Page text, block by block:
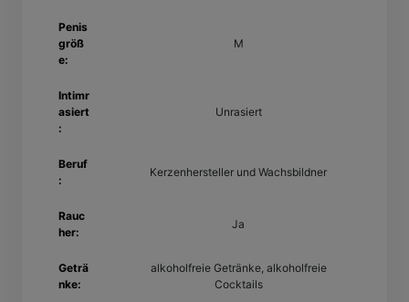
Penis
größ
e:
M
Intimr
asiert
:
Unrasiert
Beruf
:
Kerzenhersteller und Wachsbildner
Rauc
her:
Ja
Geträ
nke:
alkoholfreie Getränke, alkoholfreie
Cocktails